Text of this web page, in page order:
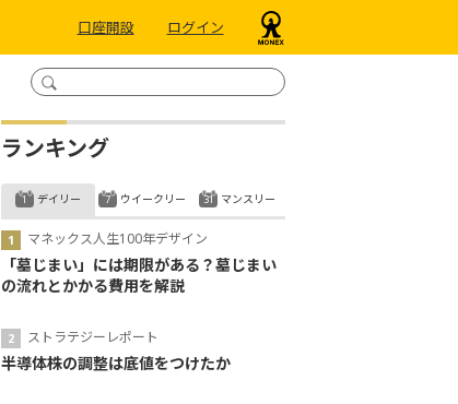
口座開設 ログイン
ランキング
デイリー
マネックス人生100年デザイン
「墓じまい」には期限がある？墓じまい
の流れとかかる費用を解説
ストラテジーレポート
半導体株の調整は底値をつけたか
ウイークリー マンスリー